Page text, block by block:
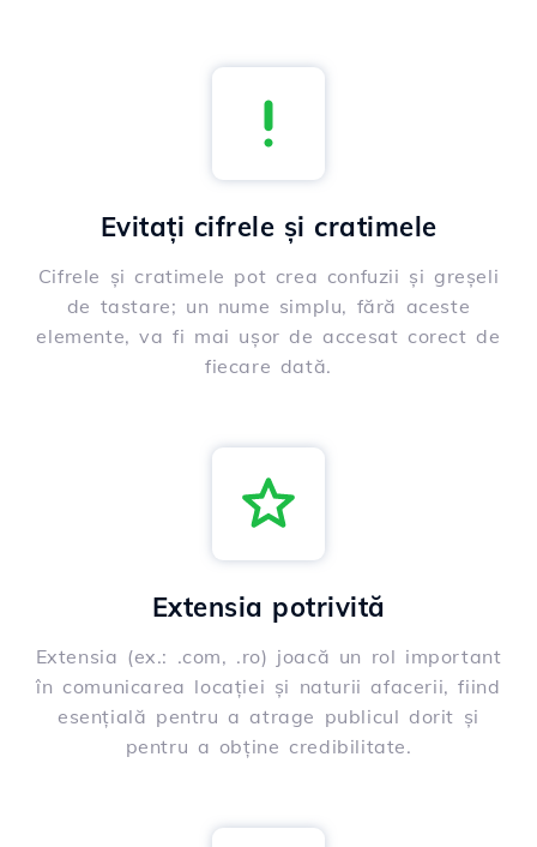
Evitați cifrele și cratimele
Cifrele și cratimele pot crea confuzii și greșeli
de tastare; un nume simplu, fără aceste
elemente, va fi mai ușor de accesat corect de
fiecare dată.
Extensia potrivită
Extensia (ex.: .com, .ro) joacă un rol important
în comunicarea locației și naturii afacerii, fiind
esențială pentru a atrage publicul dorit și
pentru a obține credibilitate.